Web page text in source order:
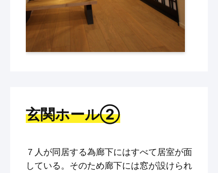
玄関ホール②
７人が同居する為廊下にはすべて居室が面
している。そのため廊下には窓が設けられ